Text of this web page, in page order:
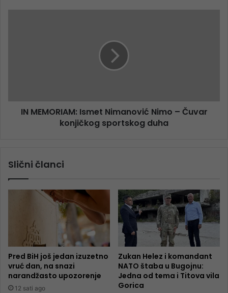
IN MEMORIAM: Ismet Nimanović Nimo – Čuvar
konjičkog sportskog duha
Slični članci
Pred BiH još jedan izuzetno
vruć dan, na snazi
narandžasto upozorenje
12 sati ago
Zukan Helez i komandant
NATO štaba u Bugojnu:
Jedna od tema i Titova vila
Gorica